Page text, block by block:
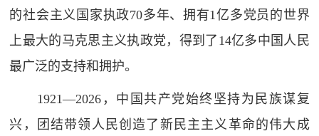
的社会主义国家执政70多年、拥有1亿多党员的世界
上最大的马克思主义执政党，得到了14亿多中国人民
最广泛的支持和拥护。
1921—2026，中国共产党始终坚持为民族谋复
兴，团结带领人民创造了新民主主义革命的伟大成